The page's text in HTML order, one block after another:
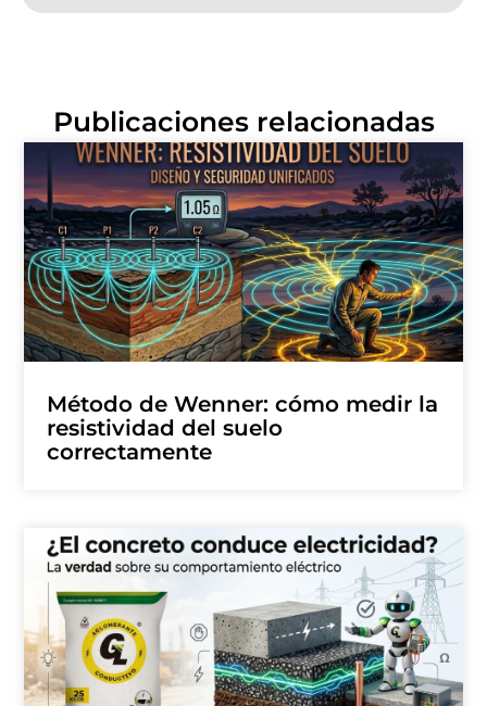
Publicaciones relacionadas
Método de Wenner: cómo medir la
resistividad del suelo
correctamente